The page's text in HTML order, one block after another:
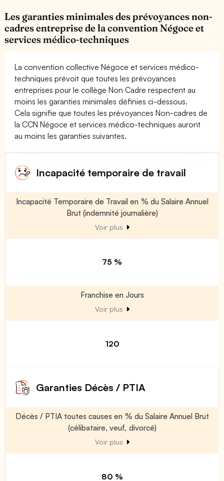
Les garanties minimales des prévoyances non-
cadres entreprise de la convention Négoce et
services médico-techniques
La convention collective Négoce et services médico-
techniques prévoit que toutes les prévoyances
entreprises pour le collège Non Cadre respectent au
moins les garanties minimales définies ci-dessous.
Cela signifie que toutes les prévoyances Non-cadres de
la CCN Négoce et services médico-techniques auront
au moins les garanties suivantes.
Incapacité temporaire de travail
Incapacité Temporaire de Travail en % du Salaire Annuel
Brut (indemnité journalière)
Voir plus
75 %
Franchise en Jours
Voir plus
120
Garanties Décès / PTIA
Décès / PTIA toutes causes en % du Salaire Annuel Brut
(célibataire, veuf, divorcé)
Voir plus
80 %